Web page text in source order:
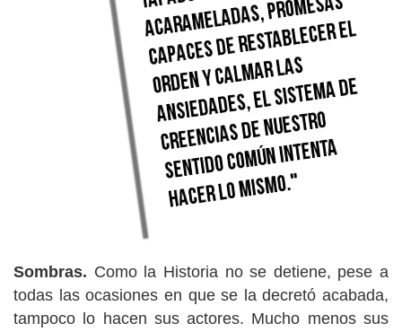
Sombras. Como la Historia no se detiene, pese a
todas las ocasiones en que se la decretó acabada,
tampoco lo hacen sus actores. Mucho menos sus